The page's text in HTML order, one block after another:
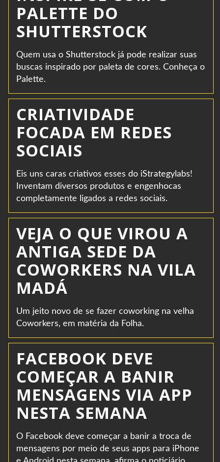
PALETTE DO
SHUTTERSTOCK
Quem usa o Shutterstock já pode realizar suas
buscas inspirado por paleta de cores. Conheça o
Palette.
CRIATIVIDADE
FOCADA EM REDES
SOCIAIS
Eis uns caras criativos esses do iStrategylabs!
Inventam diversos produtos e engenhocas
completamente ligados a redes sociais.
VEJA O QUE VIROU A
ANTIGA SEDE DA
COWORKERS NA VILA
MADÁ
Um jeito novo de se fazer coworking na velha
Coworkers, em matéria da Folha.
FACEBOOK DEVE
COMEÇAR A BANIR
MENSAGENS VIA APP
NESTA SEMANA
O Facebook deve começar a banir a troca de
mensagens por meio de seus apps para iPhone